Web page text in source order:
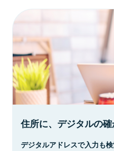
住所に、デジタルの確
デジタルアドレスで入力も検